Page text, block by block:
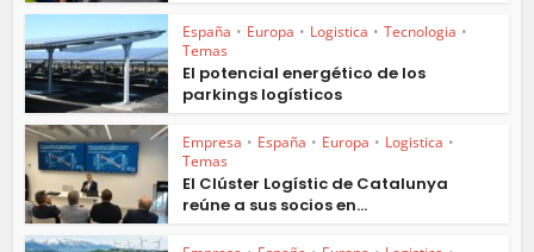
España • Europa • Logistica • Tecnologia •
Temas
El potencial energético de los
parkings logísticos
Empresa • España • Europa • Logistica •
Temas
El Clúster Logístic de Catalunya
reúne a sus socios en...